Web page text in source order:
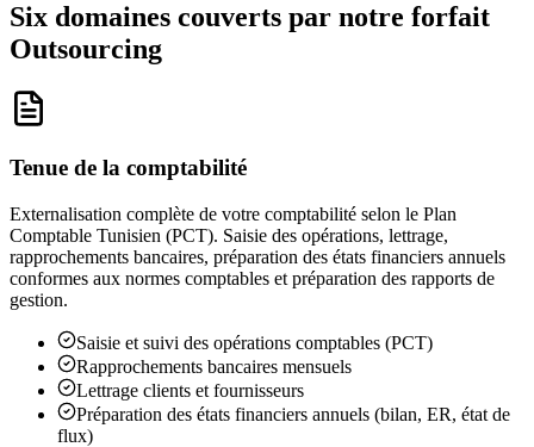
Six domaines couverts par notre forfait
Outsourcing
Tenue de la comptabilité
Externalisation complète de votre comptabilité selon le Plan
Comptable Tunisien (PCT). Saisie des opérations, lettrage,
rapprochements bancaires, préparation des états financiers annuels
conformes aux normes comptables et préparation des rapports de
gestion.
Saisie et suivi des opérations comptables (PCT)
Rapprochements bancaires mensuels
Lettrage clients et fournisseurs
Préparation des états financiers annuels (bilan, ER, état de
flux)